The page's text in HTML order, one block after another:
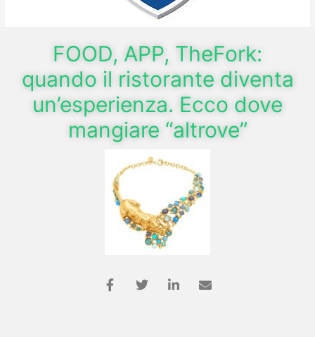
FOOD, APP, TheFork:
quando il ristorante diventa
un’esperienza. Ecco dove
mangiare “altrove”